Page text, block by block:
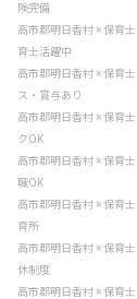
険完備
高市郡明日香村 × 保育
育士活躍中
高市郡明日香村 × 保育
ス・賞与あり
高市郡明日香村 × 保育士
クOK
高市郡明日香村 × 保育士
職OK
高市郡明日香村 × 保育
育所
高市郡明日香村 × 保育士
休制度
高市郡明日香村 × 保育士